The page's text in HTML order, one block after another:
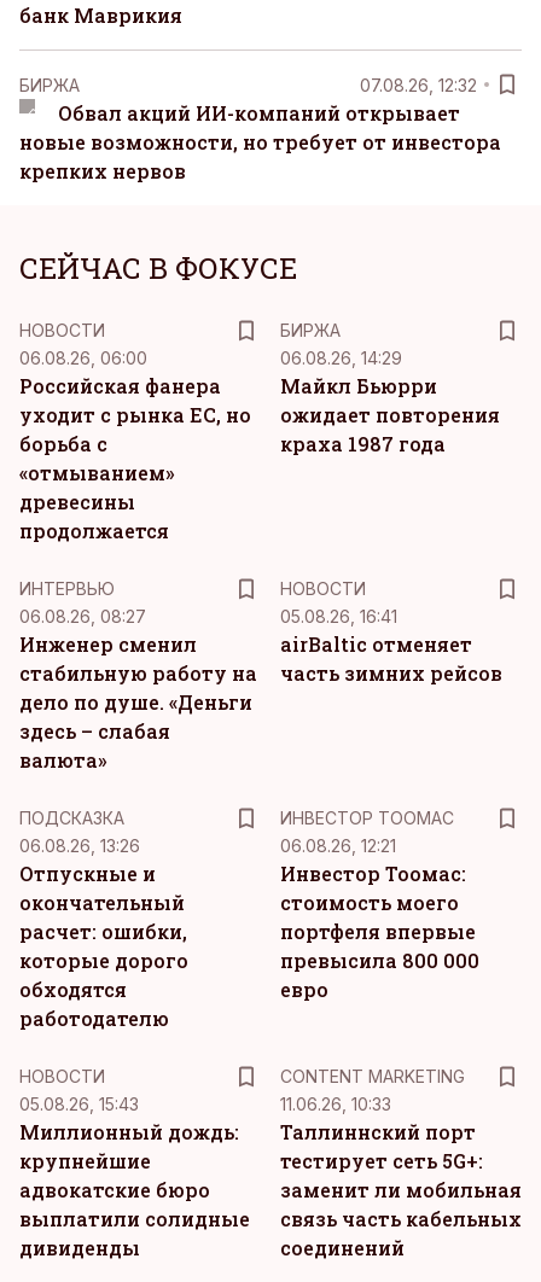
банк Маврикия
БИРЖА 07.08.26, 12:32
Обвал акций ИИ-компаний открывает
новые возможности, но требует от инвестора
крепких нервов
СЕЙЧАС В ФОКУСЕ
НОВОСТИ
06.08.26, 06:00
Российская фанера
уходит с рынка ЕС, но
борьба с
«отмыванием»
древесины
продолжается
БИРЖА
06.08.26, 14:29
Майкл Бьюрри
ожидает повторения
краха 1987 года
ИНТЕРВЬЮ
06.08.26, 08:27
Инженер сменил
стабильную работу на
дело по душе. «Деньги
здесь – слабая
валюта»
НОВОСТИ
05.08.26, 16:41
airBaltic отменяет
часть зимних рейсов
ПОДСКАЗКА
06.08.26, 13:26
Отпускные и
окончательный
расчет: ошибки,
которые дорого
обходятся
работодателю
ИНВЕСТОР ТООМАС
06.08.26, 12:21
Инвестор Тоомас:
стоимость моего
портфеля впервые
превысила 800 000
евро
НОВОСТИ
05.08.26, 15:43
Миллионный дождь:
крупнейшие
адвокатские бюро
выплатили солидные
дивиденды
CONTENT MARKETING
11.06.26, 10:33
Таллиннский порт
тестирует сеть 5G+:
заменит ли мобильная
связь часть кабельных
соединений